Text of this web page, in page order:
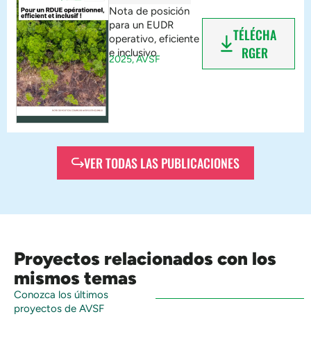
Nota de posición
para un EUDR
operativo, eficiente
e inclusivo
2025,AVSF
TÉLÉCHA
RGER
VER TODAS LAS PUBLICACIONES
Proyectos relacionados con los
mismos temas
Conozca los últimos
proyectos de AVSF